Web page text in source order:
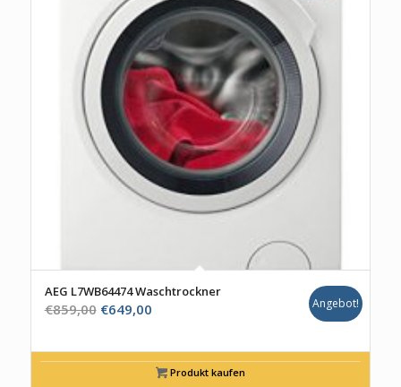
AEG L7WB64474 Waschtrockner
€859,00 Ursprünglicher
war:
€649,00Aktueller
ist:
€649,00.
Angebot!
Produkt kaufen